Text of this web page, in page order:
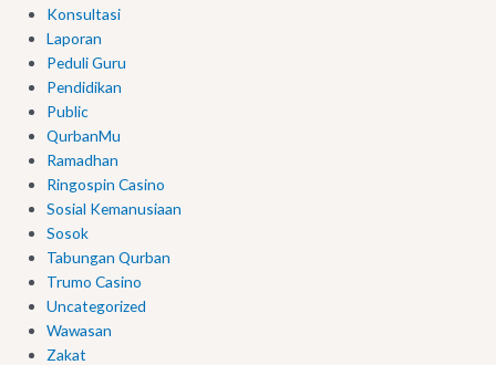
Konsultasi
Laporan
Peduli Guru
Pendidikan
Public
QurbanMu
Ramadhan
Ringospin Casino
Sosial Kemanusiaan
Sosok
Tabungan Qurban
Trumo Casino
Uncategorized
Wawasan
Zakat